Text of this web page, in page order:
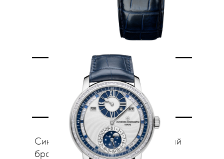
Стальная
синева
Синий циферблат и металлический
браслет долго существовали как